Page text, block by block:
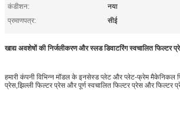
कंडीशन:
नया
प्रमाणपत्र:
सीई
खाद्य अवशेषों की निर्जलीकरण और स्लड डिवाटरिंग स्वचालित फिल्टर
हमारी कंपनी विभिन्न मॉडल के इनसेस्ड प्लेट और प्लेट-फ्रेम मैकेनिकल
प्रेस,झिल्ली फिल्टर प्रेस और पूर्ण स्वचालित फिल्टर प्रेस और फिल्टर